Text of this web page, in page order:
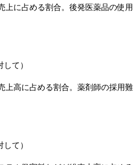
上に占める割合。後発医薬品の使用
て）
上高に占める割合。薬剤師の採用難
て）